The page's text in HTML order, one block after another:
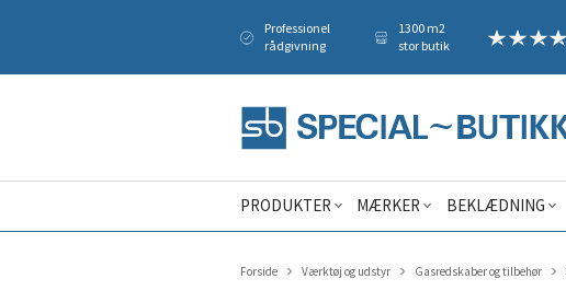
Professionel
rådgivning
1300 m2
stor butik
PRODUKTER MÆRKER BEKLÆDNING
Forside Værktøj og udstyr Gasredskaber og tilbehør